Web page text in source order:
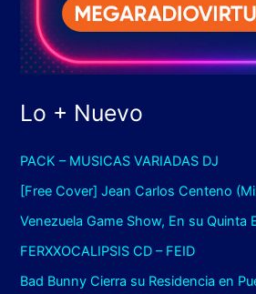
Lo + Nuevo
PACK – MUSICAS VARIADAS DJ
[Free Cover] Jean Carlos Centeno
Venezuela Game Show, En su Quinta
FERXXOCALIPSIS CD – FEID
Bad Bunny Cierra su Residencia en